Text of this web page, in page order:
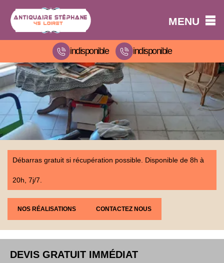
MENU
indisponible indisponible
Débarras gratuit si récupération possible. Disponible de 8h à
20h, 7j/7.
NOS RÉALISATIONS CONTACTEZ NOUS
DEVIS GRATUIT IMMÉDIAT